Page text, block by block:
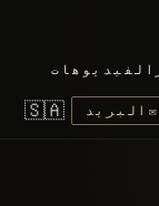
الفيديوهات
✉ البريد 🇸🇦